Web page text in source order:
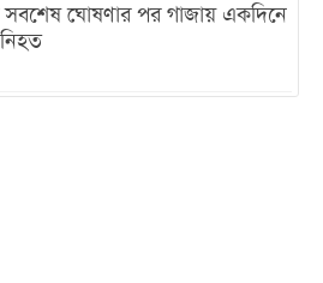
সবশেষ ঘোষণার পর গাজায় একদিনে